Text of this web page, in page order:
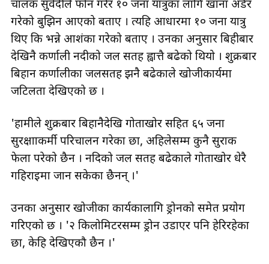
चालक सुवेदीले फोन गरेर १० जना यात्रुका लागि खाना अर्डर
गरेको बुझिन आएको बताए । त्यहि आधारमा १० जना यात्रु
थिए कि भन्ने आशंका गरेको बताए । उनका अनुसार बिहीबार
देखिनै कर्णाली नदीको जल सतह ह्वात्तै बढेको थियो । शुक्रबार
बिहान कर्णालीका जलसतह झनै बढेकाले खोजीकार्यमा
जटिलता देखिएको छ ।
'हामीले शुक्रबार बिहानैदेखि गोताखोर सहित ६५ जना
सुरक्षााकर्मी परिचालन गरेका छौँ, अहिलेसम्म कुनै सुराक
फेला परेको छैन । नदिको जल सतह बढेकाले गोताखोर धेरै
गहिराइमा जान सकेका छैनन् ।'
उनका अनुसार खोजीका कार्यकालागि ड्रोनको समेत प्रयोग
गरिएको छ । '२ किलोमिटरसम्म ड्रोन उडाएर पनि हेरिरहेका
छौँ, केहि देखिएकौ छैन ।'